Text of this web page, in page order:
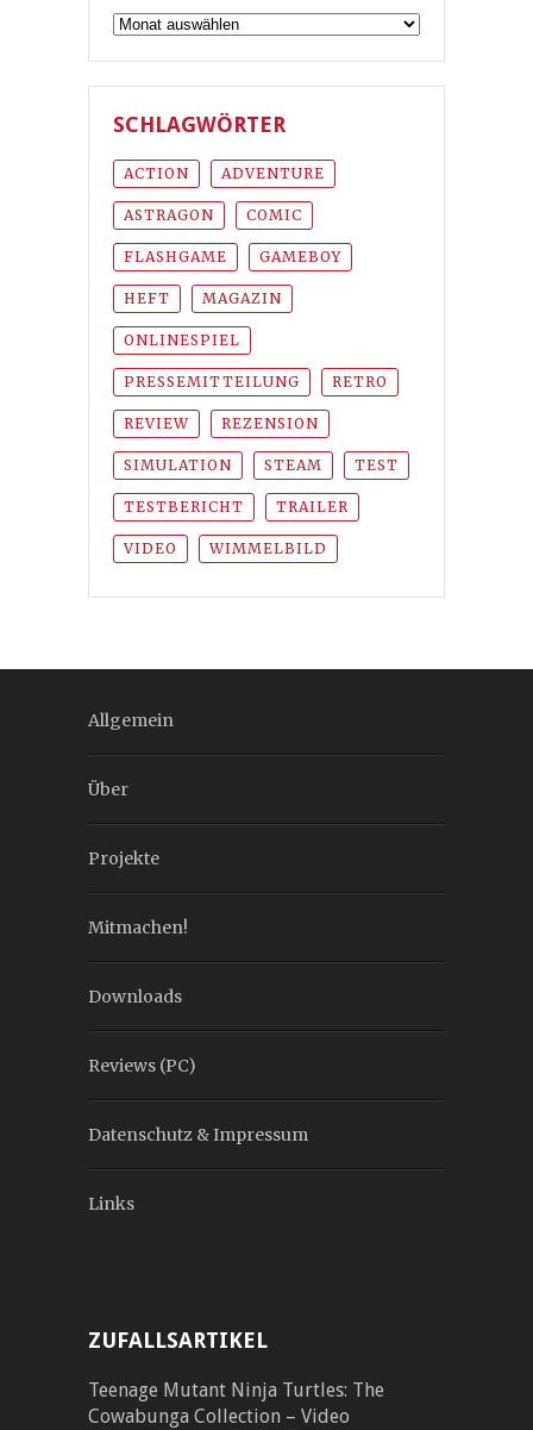
Archiv
SCHLAGWÖRTER
ACTION ADVENTURE
ASTRAGON COMIC
FLASHGAME GAMEBOY
HEFT MAGAZIN
ONLINESPIEL
PRESSEMITTEILUNG RETRO
REVIEW REZENSION
SIMULATION STEAM TEST
TESTBERICHT TRAILER
VIDEO WIMMELBILD
Allgemein
Über
Projekte
Mitmachen!
Downloads
Reviews (PC)
Datenschutz & Impressum
Links
ZUFALLSARTIKEL
Teenage Mutant Ninja Turtles: The
Cowabunga Collection – Video